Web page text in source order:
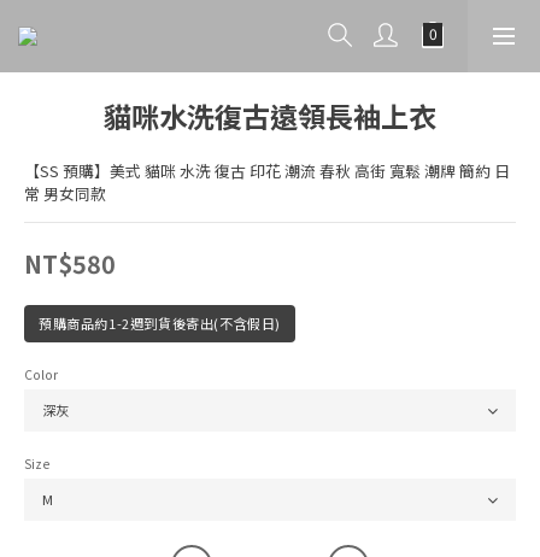
貓咪水洗復古遠領長袖上衣
【SS 預購】美式 貓咪 水洗 復古 印花 潮流 春秋 高街 寬鬆 潮牌 簡約 日
常 男女同款
NT$580
預購商品約1-2週到貨後寄出(不含假日)
Color
Size